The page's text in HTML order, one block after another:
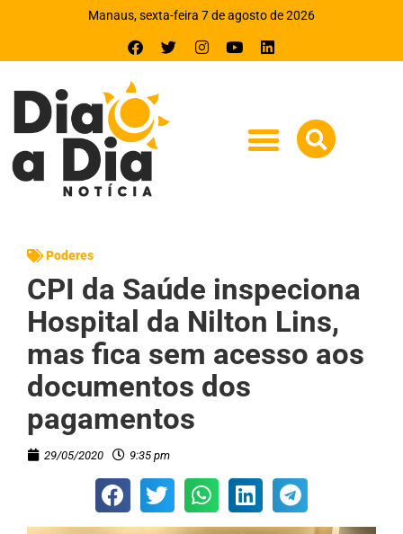
Manaus, sexta-feira 7 de agosto de 2026
Poderes
CPI da Saúde inspeciona
Hospital da Nilton Lins,
mas fica sem acesso aos
documentos dos
pagamentos
29/05/2020 9:35 pm